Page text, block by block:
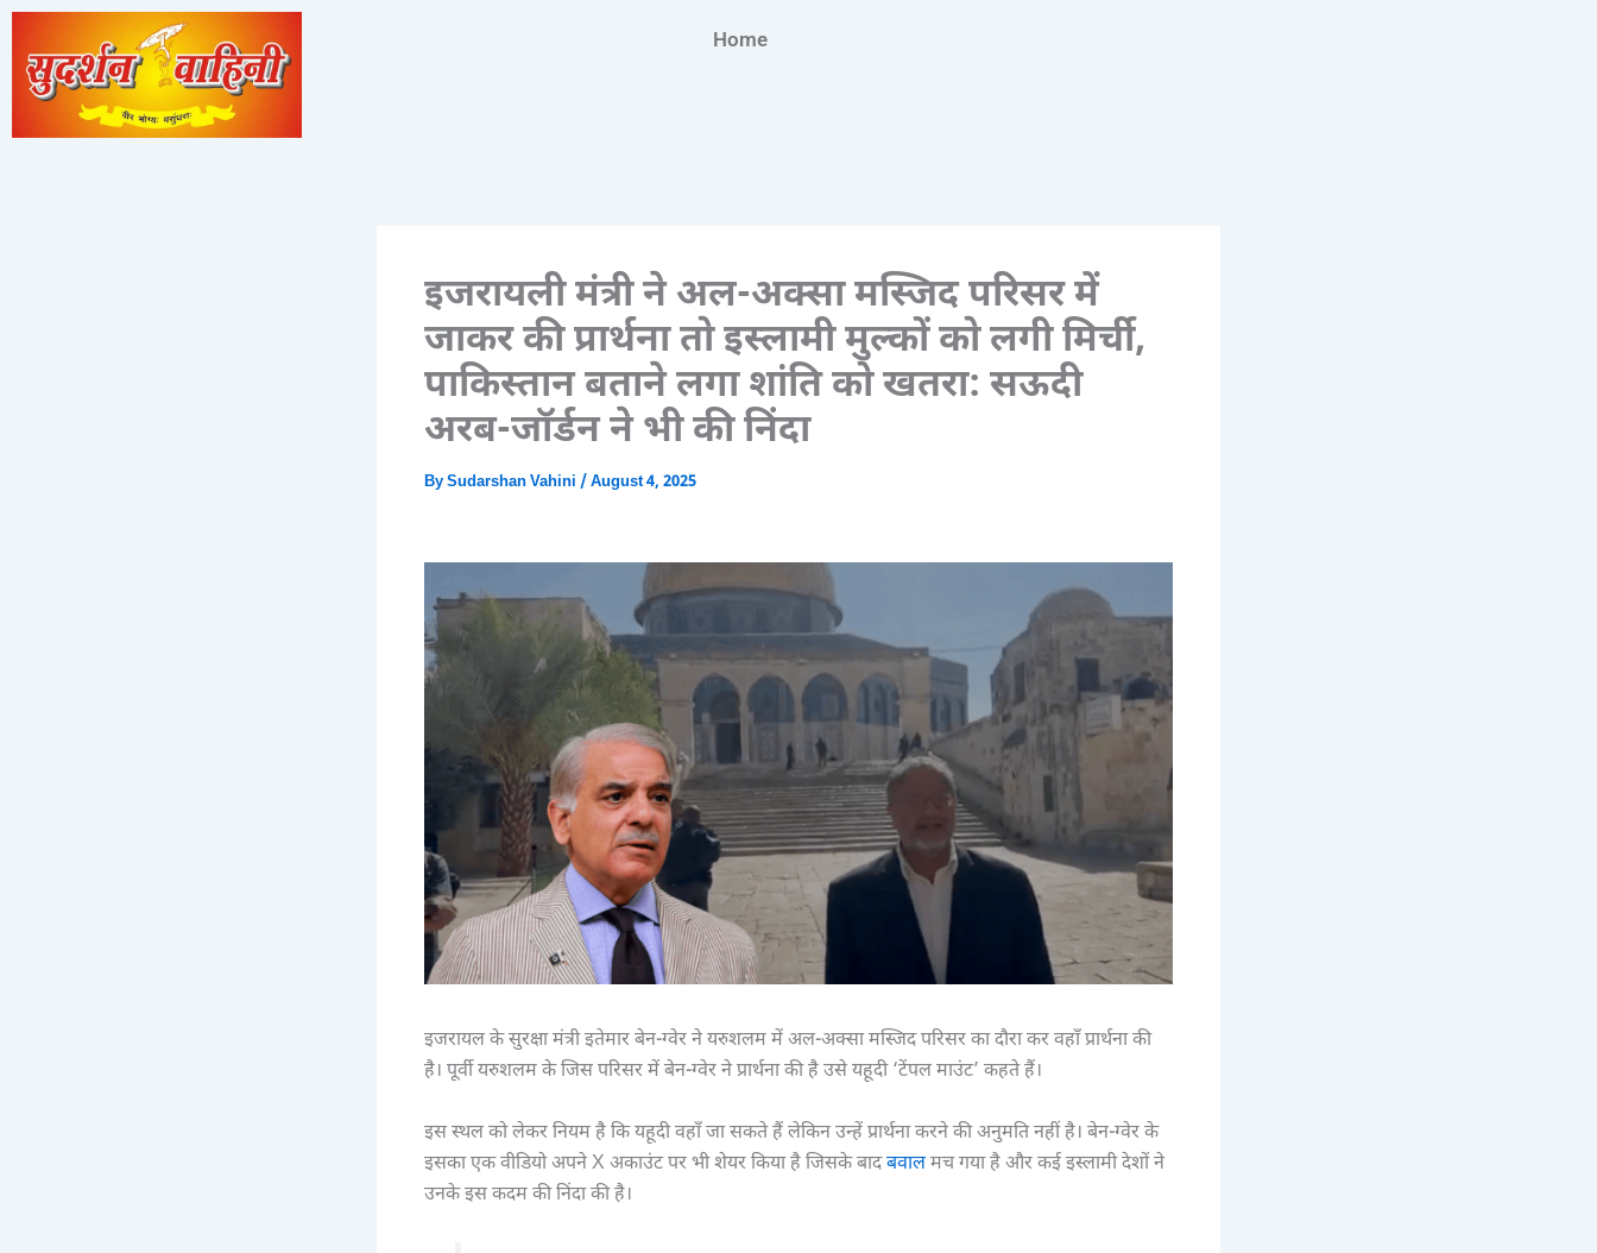
Skip
content
Home
इजरायली मंत्री ने अल-अक्सा मस्जिद परिसर में
जाकर की प्रार्थना तो इस्लामी मुल्कों को लगी मिर्ची,
पाकिस्तान बताने लगा शांति को खतरा: सऊदी
अरब-जॉर्डन ने भी की निंदा
BySudarshan Vahini /August 4, 2025
इजरायल के सुरक्षा मंत्री इतेमार बेन-ग्वेर ने यरुशलम में अल-अक्सा मस्जिद परिसर का दौरा कर वहाँ प्रार्थना की
है। पूर्वी यरुशलम के जिस परिसर में बेन-ग्वेर ने प्रार्थना की है उसे यहूदी ‘टेंपल माउंट’ कहते हैं।
इस स्थल को लेकर नियम है कि यहूदी वहाँ जा सकते हैं लेकिन उन्हें प्रार्थना करने की अनुमति नहीं है। बेन-ग्वेर के
इसका एक वीडियो अपने X अकाउंट पर भी शेयर किया है जिसके बादबवालमच गया है और कई इस्लामी देशों ने
उनके इस कदम की निंदा की है।